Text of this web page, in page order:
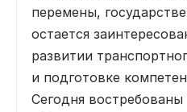
перемены,
остается
развитии
и подготовке
Сегодня